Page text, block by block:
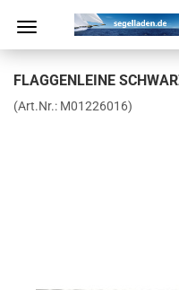
FLAG­GEN­LEI­NE
(Art.Nr.: M01226016)